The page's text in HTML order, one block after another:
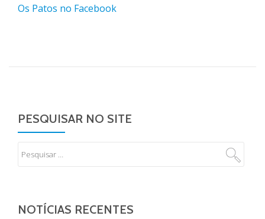
Os Patos no Facebook
PESQUISAR NO SITE
NOTÍCIAS RECENTES